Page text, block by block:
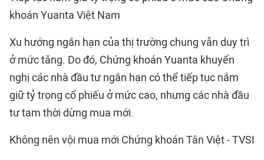
khoán Yuanta Việt Nam
Xu hướng ngắn hạn của thị trường chung vẫn duy trì
ở mức tăng. Do đó, Chứng khoán Yuanta khuyến
nghị các nhà đầu tư ngắn hạn có thể tiếp tục nắm
giữ tỷ trọng cổ phiếu ở mức cao, nhưng các nhà đầu
tư tạm thời dừng mua mới.
Không nên vội mua mới Chứng khoán Tân Việt - TVSI